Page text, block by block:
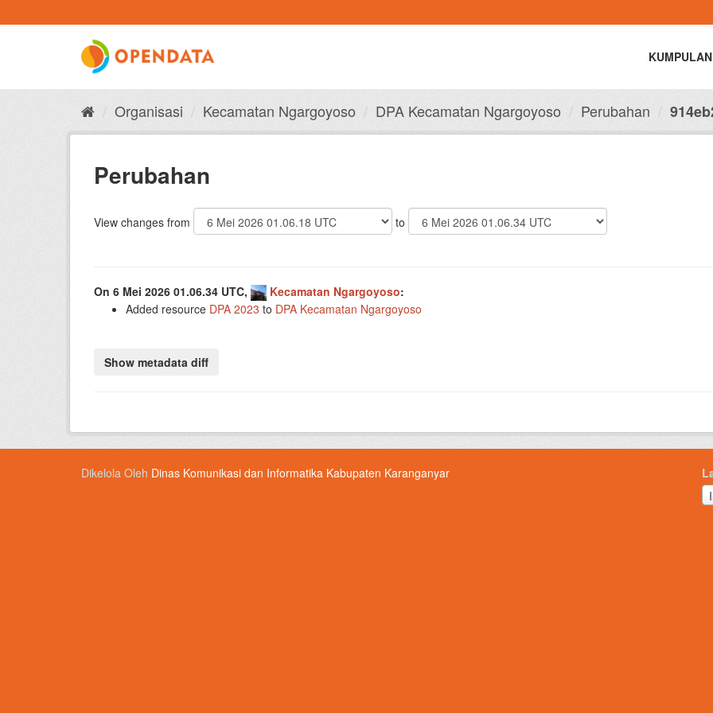
to
Organisasi Kecamatan Ngargoyoso DPA Kecamatan Ngargoyoso Perubahan
Perubahan
View changes from to
On 6 Mei 2026 01.06.34 UTC, Kecamatan Ngargoyoso:
Added resource DPA 2023 to DPA Kecamatan Ngargoyoso
Dikelola Oleh Dinas Komunikasi dan Informatika Kabupaten Karanganyar